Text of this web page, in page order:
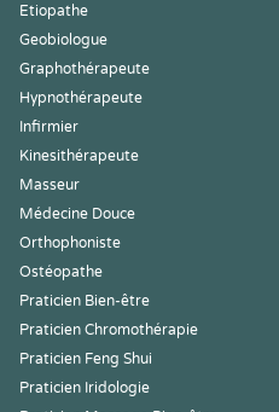
Etiopathe
Geobiologue
Graphothérapeute
Hypnothérapeute
Infirmier
Kinesithérapeute
Masseur
Médecine Douce
Orthophoniste
Ostéopathe
Praticien Bien-être
Praticien Chromothérapie
Praticien Feng Shui
Praticien Iridologie